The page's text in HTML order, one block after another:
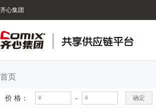
齐心集团
首页
价 格： - 确定